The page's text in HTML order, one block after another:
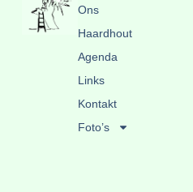
Ons
Haardhout
Agenda
Links
Kontakt
Foto’s